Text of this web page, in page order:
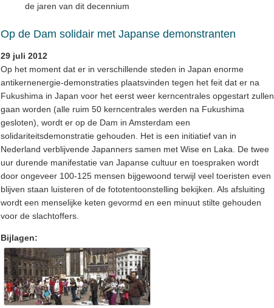
de jaren van dit decennium
Op de Dam solidair met Japanse demonstranten
29 juli 2012
Op het moment dat er in verschillende steden in Japan enorme
antikernenergie-demonstraties plaatsvinden tegen het feit dat er na
Fukushima in Japan voor het eerst weer kerncentrales opgestart zullen
gaan worden (alle ruim 50 kerncentrales werden na Fukushima
gesloten), wordt er op de Dam in Amsterdam een
solidariteitsdemonstratie gehouden. Het is een initiatief van in
Nederland verblijvende Japanners samen met Wise en Laka. De twee
uur durende manifestatie van Japanse cultuur en toespraken wordt
door ongeveer 100-125 mensen bijgewoond terwijl veel toeristen even
blijven staan luisteren of de fototentoonstelling bekijken. Als afsluiting
wordt een menselijke keten gevormd en een minuut stilte gehouden
voor de slachtoffers.
Bijlagen: